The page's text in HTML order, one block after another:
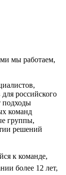
мы работаем,
российского
подходы
команд
группы,
решений
к команде,
более 12 лет,